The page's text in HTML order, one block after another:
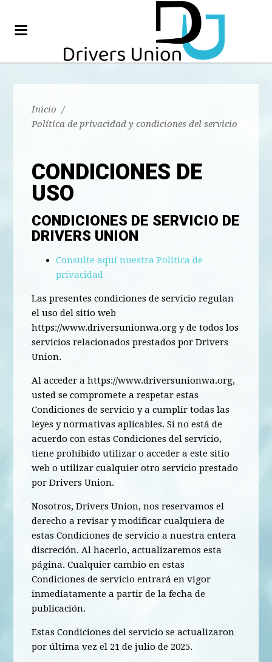
Inicio /
Política de privacidad y condiciones del servicio
CONDICIONES DE
USO
CONDICIONES DE SERVICIO DE
DRIVERS UNION
Consulte aquí nuestra Política de
privacidad
Las presentes condiciones de servicio regulan
el uso del sitio web
https://www.driversunionwa.org y de todos los
servicios relacionados prestados por Drivers
Union.
Al acceder a https://www.driversunionwa.org,
usted se compromete a respetar estas
Condiciones de servicio y a cumplir todas las
leyes y normativas aplicables. Si no está de
acuerdo con estas Condiciones del servicio,
tiene prohibido utilizar o acceder a este sitio
web o utilizar cualquier otro servicio prestado
por Drivers Union.
Nosotros, Drivers Union, nos reservamos el
derecho a revisar y modificar cualquiera de
estas Condiciones de servicio a nuestra entera
discreción. Al hacerlo, actualizaremos esta
página. Cualquier cambio en estas
Condiciones de servicio entrará en vigor
inmediatamente a partir de la fecha de
publicación.
Estas Condiciones del servicio se actualizaron
por última vez el 21 de julio de 2025.